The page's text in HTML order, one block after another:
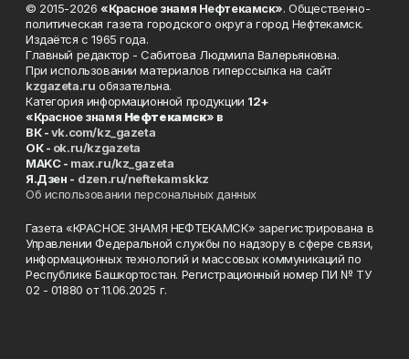
© 2015-2026 «Красное знамя Нефтекамск». Общественно-
политическая газета городского округа город Нефтекамск.
Издаётся с 1965 года.
Главный редактор - Сабитова Людмила Валерьяновна.
При использовании материалов гиперссылка на сайт
kzgazeta.ru обязательна.
Категория информационной продукции 12+
«Красное знамя Нефтекамск» в
ВК -vk.com/kz_gazeta
ОК - ok.ru/kzgazeta
MAKC - max.ru/kz_gazeta
Я.Дзен - dzen.ru/neftekamskkz
Об использовании персональных данных
Газета «КРАСНОЕ ЗНАМЯ НЕФТЕКАМСК» зарегистрирована в
Управлении Федеральной службы по надзору в сфере связи,
информационных технологий и массовых коммуникаций по
Республике Башкортостан. Регистрационный номер ПИ № ТУ
02 - 01880 от 11.06.2025 г.